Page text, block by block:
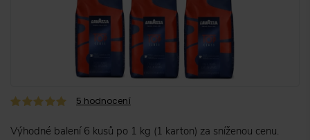
5 hodnocení
Výhodné balení 6 kusů po 1 kg (1 karton) za sníženou cenu.